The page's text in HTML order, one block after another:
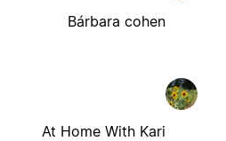
Bárbara cohen
At Home With Kari